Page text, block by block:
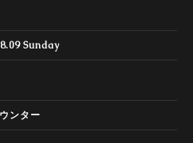
Sunday
ンター